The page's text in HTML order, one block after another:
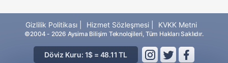
Gizlilik Politikası | Hizmet Sözleşmesi | KVKK Metni
©2004 - 2026 Aysima Bilişim Teknolojileri, Tüm Hakları Saklıdır.
Döviz Kuru: 1$ = 48.11 TL